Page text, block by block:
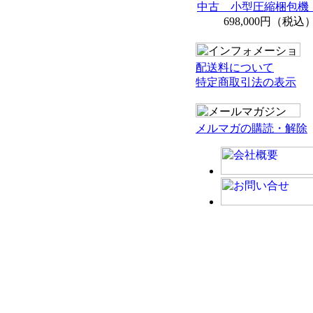
中古 小型圧縮梱包
698,000円（税込）
配送料について
特定商取引法の表示
メルマガの購読・解除